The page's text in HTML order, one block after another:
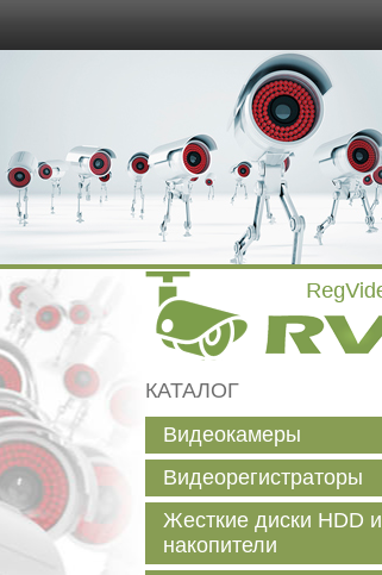
КАТАЛОГ
Видеокамеры
Видеорегистраторы
Жесткие диски HDD и
накопители